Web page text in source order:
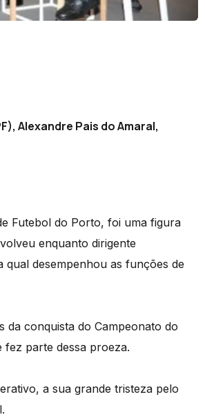
Alexandre Pais do Amaral,
Futebol do Porto, foi uma figura
enquanto dirigente
qual desempenhou as funções de
da conquista do Campeonato do
fez parte dessa proeza.
a sua grande tristeza pelo